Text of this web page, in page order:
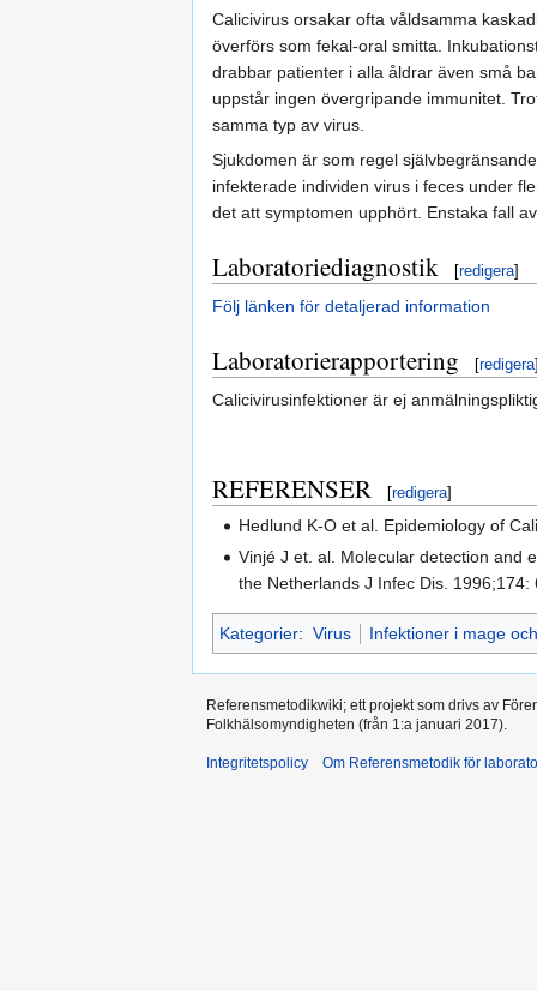
Calicivirus orsakar ofta våldsamma
överförs som fekal-oral smitta.
drabbar patienter i alla åldrar även små
uppstår ingen övergripande immunitet.
samma typ av virus.
Sjukdomen är som regel
infekterade individen virus i feces under
det att symptomen upphört. Enstaka fall
Laboratoriediagnostik [redigera]
Följ länken för detaljerad information
Laboratorierapportering [redigera
Calicivirusinfektioner är ej
REFERENSER [redigera]
Hedlund K-O et al. Epidemiology of
Vinjé J et. al. Molecular detection and
the Netherlands J Infec Dis. 1996;174:
Kategorier: Virus Infektioner i mage
Referensmetodikwiki; ett projekt som drivs av
Folkhälsomyndigheten (från 1:a januari 2017).
Integritetspolicy Om Referensmetodik för